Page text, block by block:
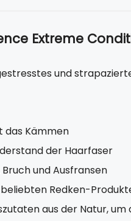
Extreme
und
das Kämmen
der Haarfaser
Bruch und Ausfransen
Redken-
aus der Natur,